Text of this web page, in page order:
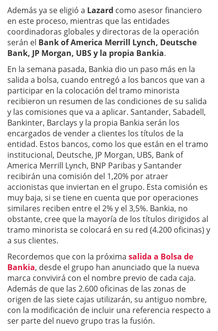
Además ya se eligió a Lazard como asesor financiero
en este proceso, mientras que las entidades
coordinadoras globales y directoras de la operación
serán el Bank of America Merrill Lynch, Deutsche
Bank, JP Morgan, UBS y la propia Bankia.
En la semana pasada, Bankia dio un paso más en la
salida a bolsa, cuando entregó a los bancos que van a
participar en la colocación del tramo minorista
recibieron un resumen de las condiciones de su salida
y las comisiones que va a aplicar. Santander, Sabadell,
Bankinter, Barclays y la propia Bankia serán los
encargados de vender a clientes los títulos de la
entidad. Estos bancos, como los que están en el tramo
institucional, Deutsche, JP Morgan, UBS, Bank of
America Merrill Lynch, BNP Paribas y Santander
recibirán una comisión del 1,20% por atraer
accionistas que inviertan en el grupo. Esta comisión es
muy baja, si se tiene en cuenta que por operaciones
similares reciben entre el 2% y el 3,5%. Bankia, no
obstante, cree que la mayoría de los títulos dirigidos al
tramo minorista se colocará en su red (4.200 oficinas) y
a sus clientes.
Recordemos que con la próxima salida a Bolsa de
Bankia, desde el grupo han anunciado que la nueva
marca convivirá con el nombre previo de cada caja.
Además de que las 2.600 oficinas de las zonas de
origen de las siete cajas utilizarán, su antiguo nombre,
con la modificación de incluir una referencia respecto a
ser parte del nuevo grupo tras la fusión.